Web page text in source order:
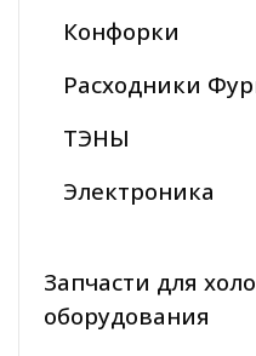
Конфорки
Расходники
ТЭНЫ
Электроника
Запчасти для
оборудования